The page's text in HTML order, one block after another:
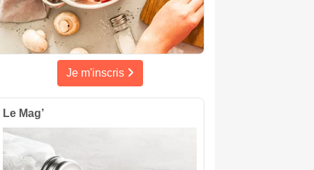
Je m'inscris
Le Mag’